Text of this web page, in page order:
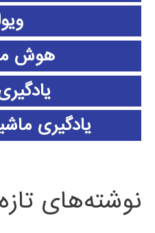
هوش
یادگیری
نوشته‌های تازه